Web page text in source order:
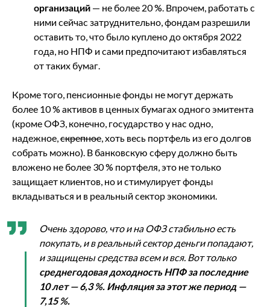
организаций — не более 20 %. Впрочем, работать с
ними сейчас затруднительно, фондам разрешили
оставить то, что было куплено до октября 2022
года, но НПФ и сами предпочитают избавляться
от таких бумаг.
Кроме того, пенсионные фонды не могут держать
более 10 % активов в ценных бумагах одного эмитента
(кроме ОФЗ, конечно, государство у нас одно,
надежное,скрепное, хоть весь портфель из его долгов
собрать можно). В банковскую сферу должно быть
вложено не более 30 % портфеля, это не только
защищает клиентов, но и стимулирует фонды
вкладываться и в реальный сектор экономики.
Очень здорово, что и на ОФЗ стабильно есть
покупать, и в реальный сектор деньги попадают,
и защищены средства всем и вся. Вот только
среднегодовая доходность НПФ за последние
10 лет — 6,3 %. Инфляция за этот же период —
7,15 %.